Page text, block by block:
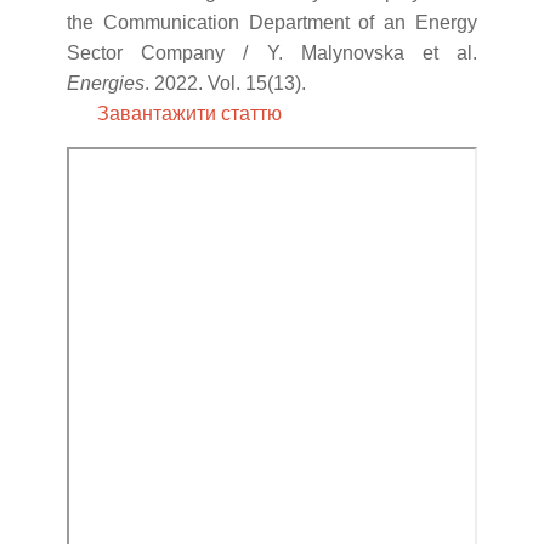
the Communication Department of an Energy
Sector Company / Y. Malynovska et al.
Energies. 2022. Vol. 15(13).
Завантажити статтю